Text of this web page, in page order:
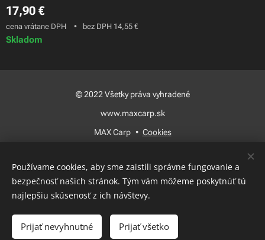
17,90 €
cena vrátane DPH bez DPH 14,55 €
Skladom
Do košíka
© 2022 Všetky práva vyhradené
www.maxcarp.sk
MAX Carp
Cookies
Slovenčina
Magyar
Používame cookies, aby sme zaistili správne fungovanie a
bezpečnosť našich stránok. Tým vám môžeme poskytnúť tú
najlepšiu skúsenosť z ich návštevy.
Prijať nevyhnutné Prijať všetko